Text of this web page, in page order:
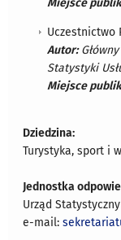
Uczestnictwo
Autor:
Statystyki
Miejsce
Dziedzina:
Turystyka, sport i
Jednostka
Urząd
e-mail: